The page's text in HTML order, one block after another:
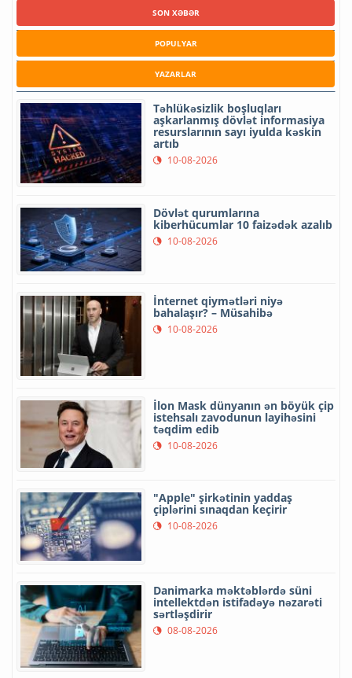
SON XƏBƏR
POPULYAR
YAZARLAR
Təhlükəsizlik boşluqları
aşkarlanmış dövlət informasiya
resurslarının sayı iyulda kəskin
artıb
10-08-2026
Dövlət qurumlarına
kiberhücumlar 10 faizədək azalıb
10-08-2026
İnternet qiymətləri niyə
bahalaşır? – Müsahibə
10-08-2026
İlon Mask dünyanın ən böyük çip
istehsalı zavodunun layihəsini
təqdim edib
10-08-2026
"Apple" şirkətinin yaddaş
çiplərini sınaqdan keçirir
10-08-2026
Danimarka məktəblərdə süni
intellektdən istifadəyə nəzarəti
sərtləşdirir
08-08-2026